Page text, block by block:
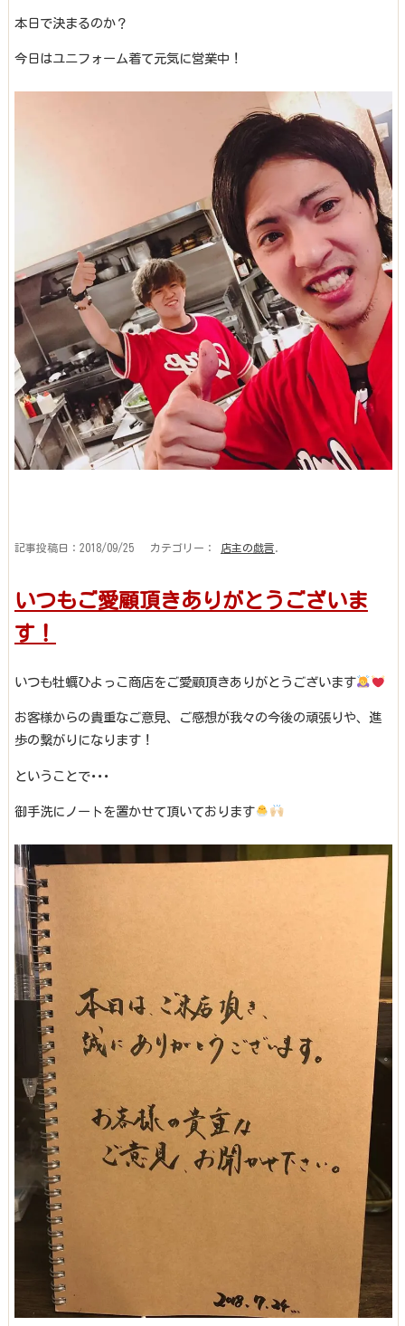
本日で決まるのか？
今日はユニフォーム着て元気に営業中！
記事投稿日：2018/09/25 カテゴリー： 店主の戯言
いつもご愛顧頂きありがとうございま
す！
いつも牡蠣ひよっこ商店をご愛顧頂きありがとうございます
お客様からの貴重なご意見、ご感想が我々の今後の頑張りや、進
歩の繋がりになります！
ということで･･･
御手洗にノートを置かせて頂いております